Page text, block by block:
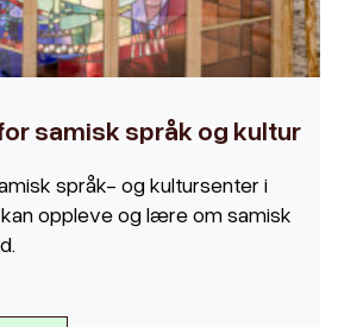
samisk språk og kultur
språk- og kultursenter i
oppleve og lære om samisk